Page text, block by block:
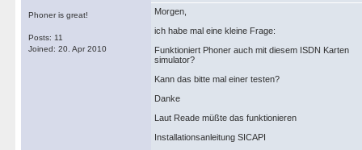
Phoner is great!
Posts: 11
Joined: 20. Apr 2010
Morgen,
ich habe mal eine kleine Frage:
Funktioniert Phoner auch mit diesem ISDN Karten
simulator?
Kann das bitte mal einer testen?
Danke
Laut Reade müßte das funktionieren
Installationsanleitung SICAPI